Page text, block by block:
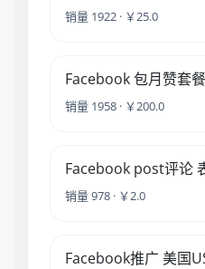
销量 1922 · ￥25.0
Facebook 包月赞套
销量 1958 · ￥200.0
Facebook post评论
销量 978 · ￥2.0
Facebook推广 美国